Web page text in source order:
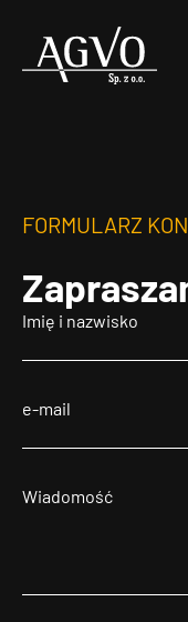
Header
FORMULARZ